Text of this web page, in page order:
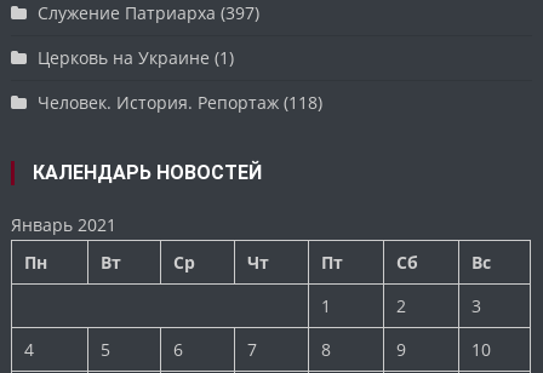
Служение Патриарха (397)
Церковь на Украине (1)
Человек. История. Репортаж (118)
КАЛЕНДАРЬ НОВОСТЕЙ
Январь 2021
Пн
Вт Ср Чт Пт Сб
Вс
1
2
3
4
5 6 7 8 9 10